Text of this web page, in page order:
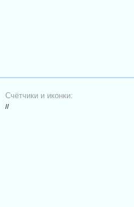
Счётчики и иконки:
//